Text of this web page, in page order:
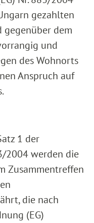
gezahlten
gegenüber dem
und
des Wohnorts
Anspruch auf
1 der
2004 werden die
Zusammentreffen
die nach
(EG)